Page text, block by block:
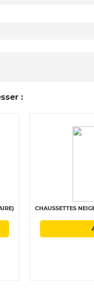
:
CHAUSSETTES